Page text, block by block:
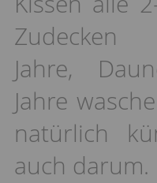
Jahre,
Jahre
natürlich
auch darum.